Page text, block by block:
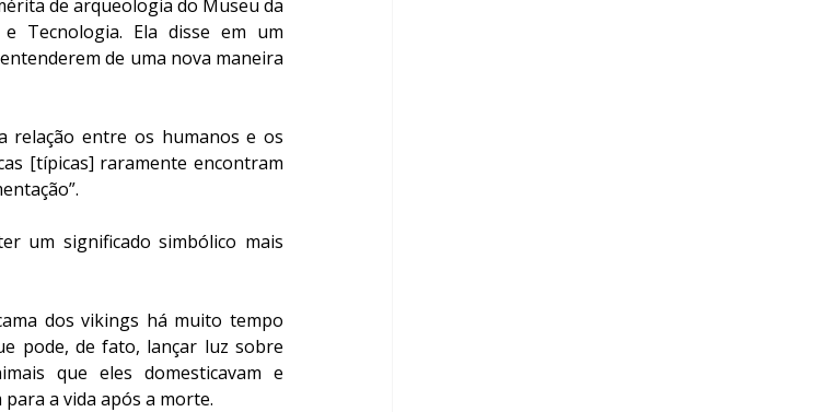
de arqueologia do Museu da
Tecnologia. Ela disse em um
de uma nova maneira
relação entre os humanos e os
[típicas] raramente encontram
um significado simbólico mais
dos vikings há muito tempo
pode, de fato, lançar luz sobre
que eles domesticavam e
a vida após a morte.